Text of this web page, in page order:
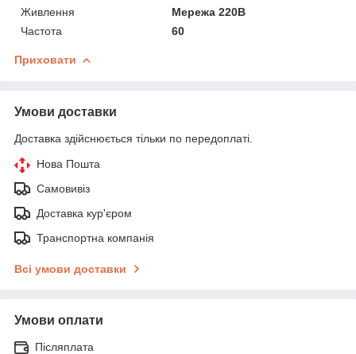
Живлення
Мережа 220В
Частота
60
Приховати
Умови доставки
Доставка здійснюється тільки по передоплаті.
Нова Пошта
Самовивіз
Доставка кур'єром
Транспортна компанія
Всі умови доставки
Умови оплати
Післяплата